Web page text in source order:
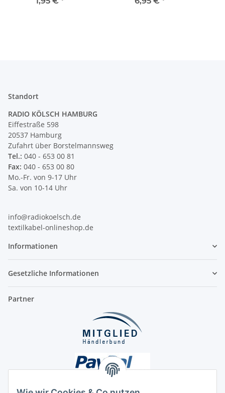
Standort
RADIO KÖLSCH HAMBURG
Eiffestraße 598
20537 Hamburg
Zufahrt über Borstelmannsweg
Tel.: 040 - 653 00 81
Fax: 040 - 653 00 80
Mo.-Fr. von 9-17 Uhr
Sa. von 10-14 Uhr
info@radiokoelsch.de
textilkabel-onlineshop.de
Informationen
Gesetzliche Informationen
Partner